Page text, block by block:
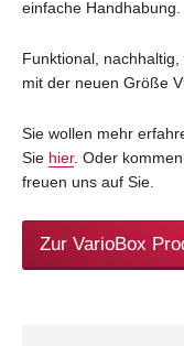
einfache Handhabung.
Funktional,
mit der neuen Größe
Sie wollen mehr
Sie hier. Oder
freuen uns auf Sie.
Zur VarioBox